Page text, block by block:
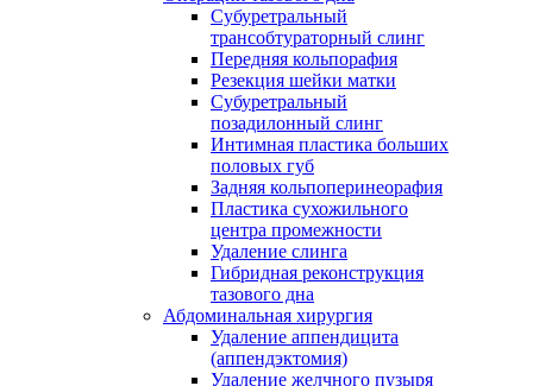
Субуретральный
трансобтураторный слинг
Передняя кольпорафия
Резекция шейки матки
Субуретральный
позадилонный слинг
Интимная пластика больших
половых губ
Задняя кольпоперинеорафия
Пластика сухожильного
центра промежности
Удаление слинга
Гибридная реконструкция
тазового дна
Абдоминальная хирургия
Удаление аппендицита
(аппендэктомия)
Удаление желчного пузыря